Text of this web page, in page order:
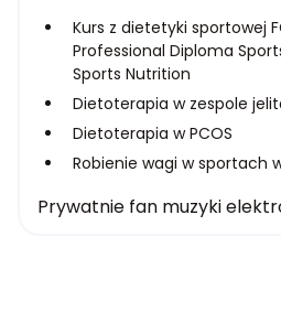
Kurs z dietetyki sportowej
Professional Diploma
Sports Nutrition
Dietoterapia w zespole
Dietoterapia w PCOS
Robienie wagi w sportach
Prywatnie fan muzyki